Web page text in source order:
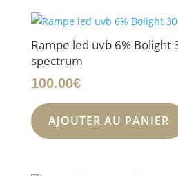
Rampe led uvb 6% Bolight
spectrum
100.00€
AJOUTER AU PANIER